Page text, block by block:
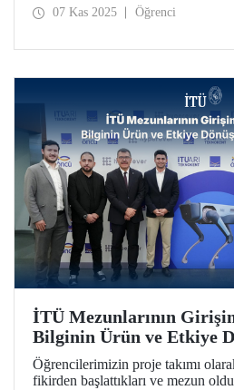
Kongresi uluslararası düzlemde
07 Kas 2025 Öğrenci
İTÜ Mezunlarının
Bilginin Ürün ve Etkiye
Örnek Oldu
Öğrencilerimizin proje takımı
fikirden başlattıkları ve mezun